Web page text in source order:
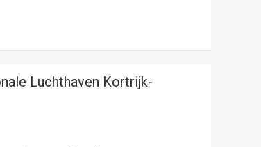
Luchthaven Kortrijk-